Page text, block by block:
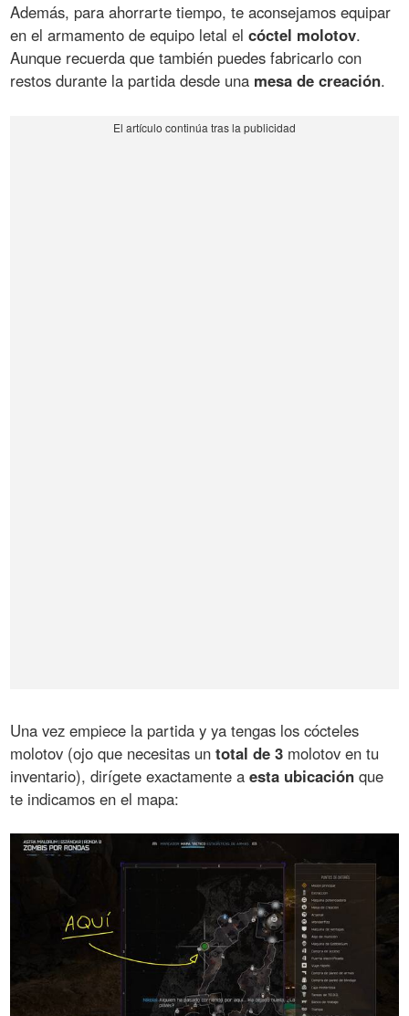
Además, para ahorrarte tiempo, te aconsejamos equipar
en el armamento de equipo letal elcóctel molotov.
Aunque recuerda que también puedes fabricarlo con
restos durante la partida desde una mesa de creación.
Una vez empiece la partida y ya tengas los cócteles
molotov (ojo que necesitas untotal de 3 molotov en tu
inventario), dirígete exactamente aesta ubicación que
te indicamos en el mapa: